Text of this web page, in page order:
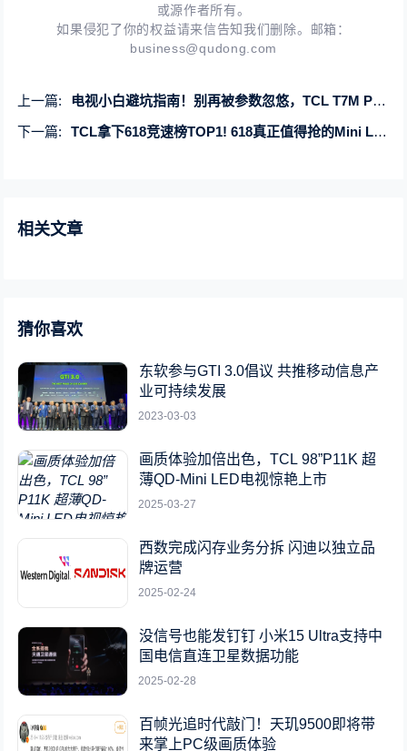
或源作者所有。
如果侵犯了你的权益请来信告知我们删除。邮箱：
business@qudong.com
上一篇:
电视小白避坑指南！别再被参数忽悠，TCL T7M Pro才是懂体验实力派
下一篇:
TCL拿下618竞速榜TOP1! 618真正值得抢的Mini LED旗舰
相关文章
猜你喜欢
东软参与GTI 3.0倡议 共推移动信息产
业可持续发展
2023-03-03
画质体验加倍出色，TCL 98”P11K 超
薄QD-Mini LED电视惊艳上市
2025-03-27
西数完成闪存业务分拆 闪迪以独立品
牌运营
2025-02-24
没信号也能发钉钉 小米15 Ultra支持中
国电信直连卫星数据功能
2025-02-28
百帧光追时代敲门！天玑9500即将带
来掌上PC级画质体验